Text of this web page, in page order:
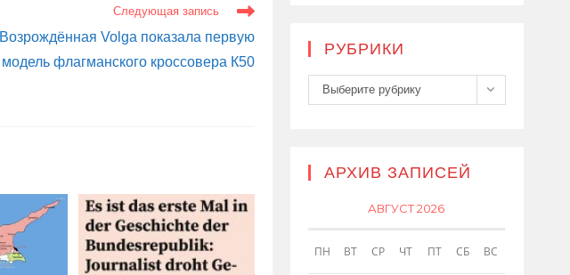
Следующая запись
Возрождённая Volga показала первую
модель флагманского кроссовера К50
РУБРИКИ
Рубрики
Выберите рубрику
АРХИВ ЗАПИСЕЙ
АВГУСТ 2026
ПН ВТ СР ЧТ ПТ СБ ВС